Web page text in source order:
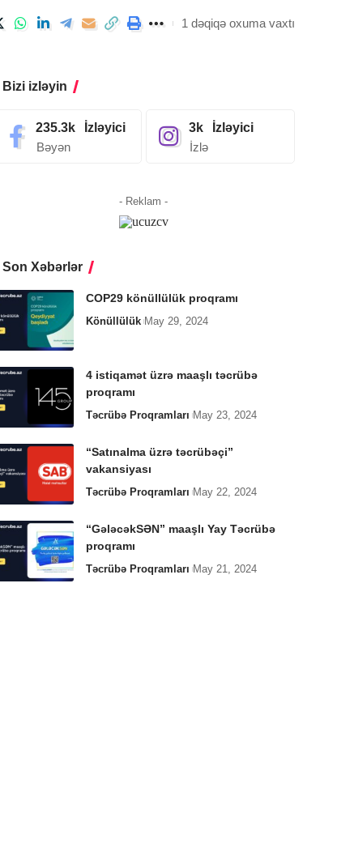
1 dəqiqə oxuma vaxtı
Bizi izləyin
235.3k İzləyici
Bəyən
3k İzləyici
İzlə
- Reklam -
Son Xəbərlər
COP29 könüllülük proqramı
Könüllülük May 29, 2024
4 istiqamət üzrə maaşlı təcrübə
proqramı
Təcrübə Proqramları May 23, 2024
“Satınalma üzrə təcrübəçi”
vakansiyası
Təcrübə Proqramları May 22, 2024
“GələcəkSƏN” maaşlı Yay Təcrübə
proqramı
Təcrübə Proqramları May 21, 2024